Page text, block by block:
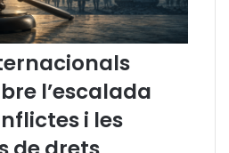
s
s
’
i
n
c
o
l’escalada
i les